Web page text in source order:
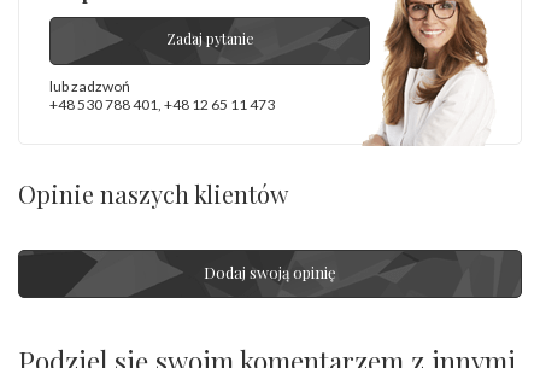
Zadaj pytanie
lub zadzwoń
+48 530 788 401 +48 12 65 11 473
Opinie naszych klientów
Dodaj swoją opinię
Podziel się swoim komentarzem z innymi